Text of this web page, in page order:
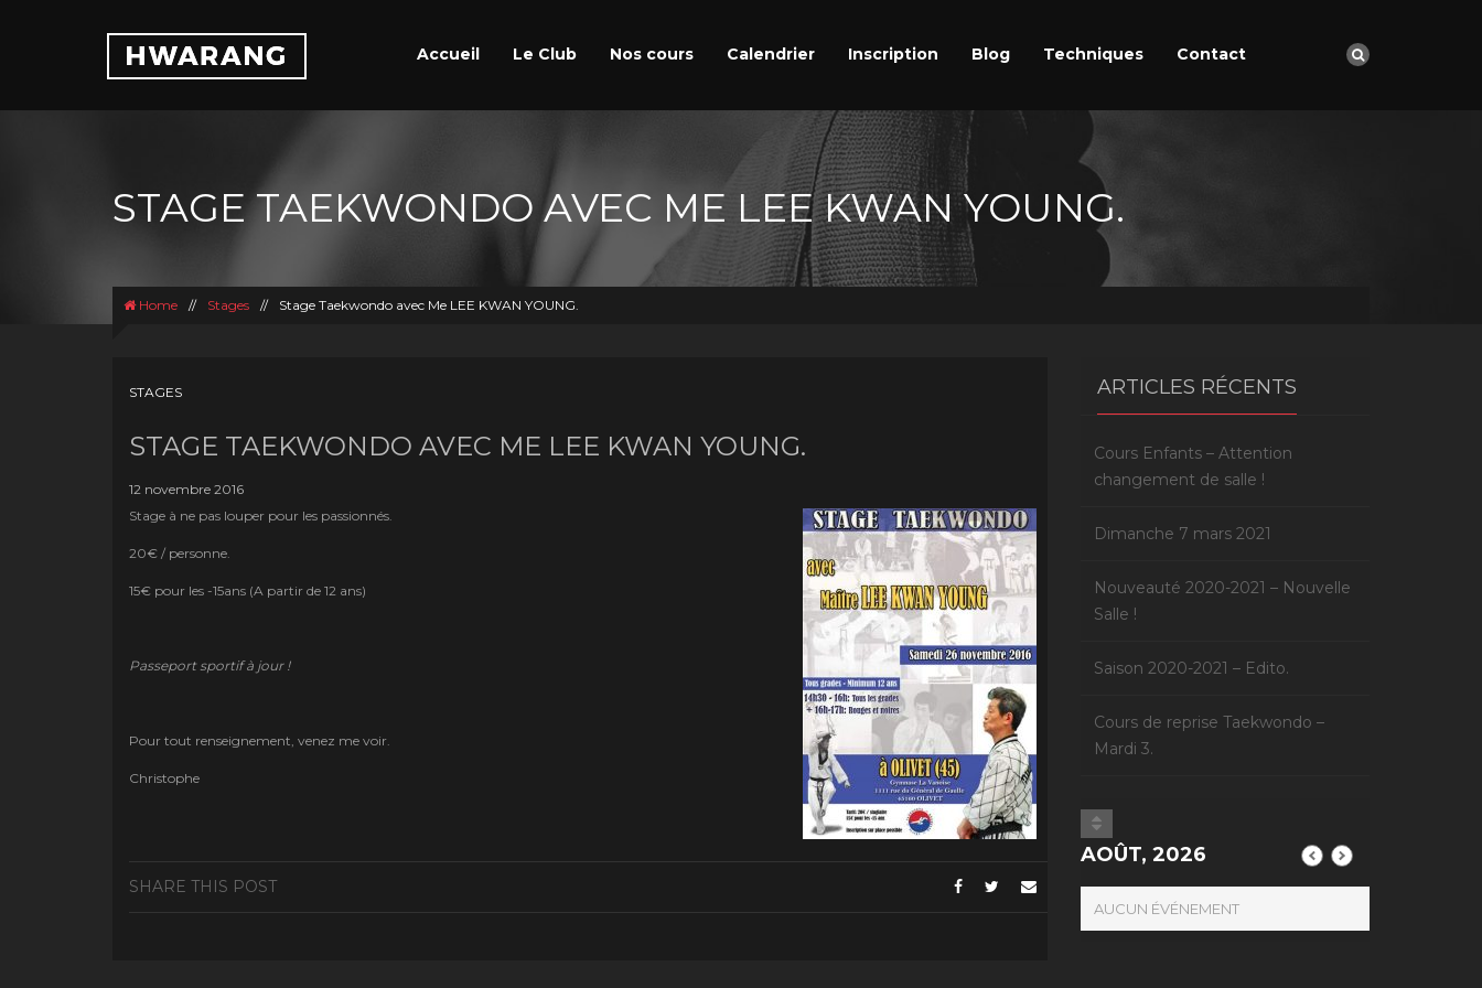
Accueil Le Club Nos cours Calendrier Inscription Blog Techniques Contact
STAGE TAEKWONDO AVEC ME LEE KWAN YOUNG.
Home // Stages // Stage Taekwondo avec Me LEE KWAN YOUNG.
STAGES
STAGE TAEKWONDO AVEC ME LEE KWAN YOUNG.
12 novembre 2016
Stage à ne pas louper pour les passionnés.
20€ / personne.
15€ pour les -15ans (A partir de 12 ans)
Passeport sportif à jour !
Pour tout renseignement, venez me voir.
Christophe
SHARE THIS POST
ARTICLES RÉCENTS
Cours Enfants – Attention
changement de salle !
Dimanche 7 mars 2021
Nouveauté 2020-2021 – Nouvelle
Salle !
Saison 2020-2021 – Edito.
Cours de reprise Taekwondo –
Mardi 3.
AOÛT, 2026
AUCUN ÉVÉNEMENT